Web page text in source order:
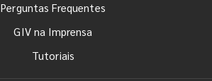
Perguntas Frequentes
GIV na Imprensa
Tutoriais